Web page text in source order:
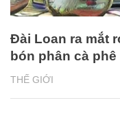
THẾ GIỚI
Đài Loan ra mắt
bón phân cà phê